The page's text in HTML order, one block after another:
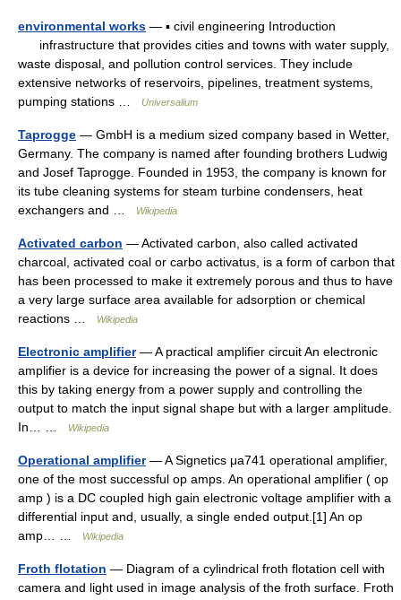
environmental works — ▪ civil engineering Introduction
infrastructure that provides cities and towns with water supply,
waste disposal, and pollution control services. They include
extensive networks of reservoirs, pipelines, treatment systems,
pumping stations …
Universalium
Taprogge — GmbH is a medium sized company based in Wetter,
Germany. The company is named after founding brothers Ludwig
and Josef Taprogge. Founded in 1953, the company is known for
its tube cleaning systems for steam turbine condensers, heat
exchangers and …
Wikipedia
Activated carbon — Activated carbon, also called activated
charcoal, activated coal or carbo activatus, is a form of carbon that
has been processed to make it extremely porous and thus to have
a very large surface area available for adsorption or chemical
reactions …
Wikipedia
Electronic amplifier— A practical amplifier circuit An electronic
amplifier is a device for increasing the power of a signal. It does
this by taking energy from a power supply and controlling the
output to match the input signal shape but with a larger amplitude.
In… …
Wikipedia
Operational amplifier— A Signetics μa741 operational amplifier,
one of the most successful op amps. An operational amplifier ( op
amp ) is a DC coupled high gain electronic voltage amplifier with a
differential input and, usually, a single ended output.[1] An op
amp… …
Wikipedia
Froth flotation — Diagram of a cylindrical froth flotation cell with
camera and light used in image analysis of the froth surface. Froth